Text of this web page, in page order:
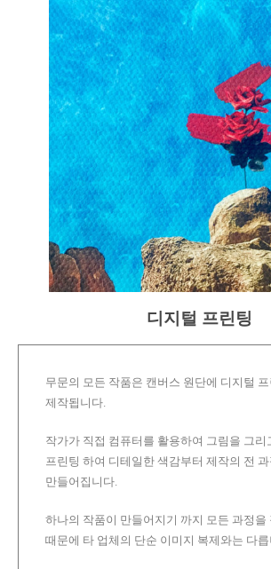
디지털 프린팅
무문의 모든 작품은 캔버스 원단에 디지털
제작됩니다.
작가가 직접 컴퓨터를 활용하여 그림을 그리
프린팅 하여 디테일한 색감부터 제작의 전
만들어집니다.
하나의 작품이 만들어지기 까지 모든 과정을
때문에 타 업체의 단순 이미지 복제와는 다릅